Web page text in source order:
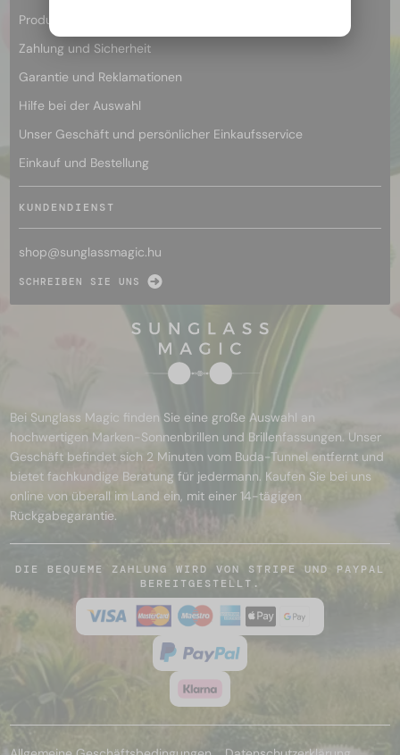
Produkte und Qualität
Zahlung und Sicherheit
Garantie und Reklamationen
Hilfe bei der Auswahl
Unser Geschäft und persönlicher Einkaufsservice
Einkauf und Bestellung
KUNDENDIENST
shop@sunglassmagic.hu
SCHREIBEN SIE UNS
Bei Sunglass Magic finden Sie eine große Auswahl an
hochwertigen Marken-Sonnenbrillen und Brillenfassungen. Unser
Geschäft befindet sich 2 Minuten vom Buda-Tunnel entfernt und
bietet fachkundige Beratung für jedermann. Kaufen Sie bei uns
online von überall im Land ein, mit einer 14-tägigen
Rückgabegarantie.
DIE BEQUEME ZAHLUNG WIRD VON STRIPE UND PAYPAL
BEREITGESTELLT.